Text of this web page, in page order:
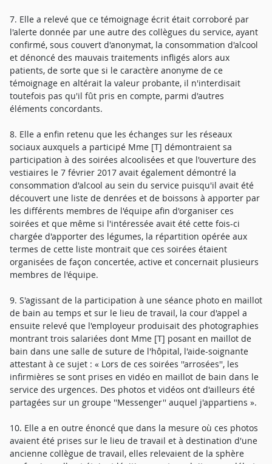
7. Elle a relevé que ce témoignage écrit était corroboré par
l'alerte donnée par une autre des collègues du service, ayant
confirmé, sous couvert d'anonymat, la consommation d'alcool
et dénoncé des mauvais traitements infligés alors aux
patients, de sorte que si le caractère anonyme de ce
témoignage en altérait la valeur probante, il n'interdisait
toutefois pas qu'il fût pris en compte, parmi d'autres
éléments concordants.
8. Elle a enfin retenu que les échanges sur les réseaux
sociaux auxquels a participé Mme [T] démontraient sa
participation à des soirées alcoolisées et que l'ouverture des
vestiaires le 7 février 2017 avait également démontré la
consommation d'alcool au sein du service puisqu'il avait été
découvert une liste de denrées et de boissons à apporter par
les différents membres de l'équipe afin d'organiser ces
soirées et que même si l'intéressée avait été cette fois-ci
chargée d'apporter des légumes, la répartition opérée aux
termes de cette liste montrait que ces soirées étaient
organisées de façon concertée, active et concernait plusieurs
membres de l'équipe.
9. S'agissant de la participation à une séance photo en maillot
de bain au temps et sur le lieu de travail, la cour d'appel a
ensuite relevé que l'employeur produisait des photographies
montrant trois salariées dont Mme [T] posant en maillot de
bain dans une salle de suture de l'hôpital, l'aide-soignante
attestant à ce sujet : « Lors de ces soirées ''arrosées'', les
infirmières se sont prises en vidéo en maillot de bain dans le
service des urgences. Des photos et vidéos ont d'ailleurs été
partagées sur un groupe ''Messenger'' auquel j'appartiens ».
10. Elle a en outre énoncé que dans la mesure où ces photos
avaient été prises sur le lieu de travail et à destination d'une
ancienne collègue de travail, elles relevaient de la sphère